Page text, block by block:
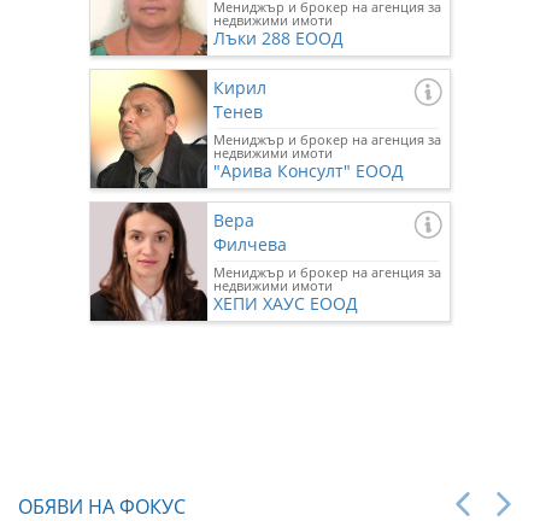
Мениджър и брокер на агенция за
недвижими имоти
Лъки 288 ЕООД
Кирил
Тенев
Мениджър и брокер на агенция за
недвижими имоти
"Арива Консулт" ЕООД
Вера
Филчева
Мениджър и брокер на агенция за
недвижими имоти
ХЕПИ ХАУС ЕООД
ОБЯВИ НА ФОКУС